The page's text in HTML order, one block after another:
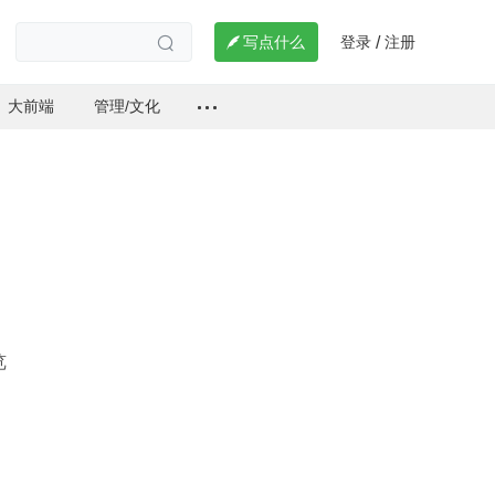
  写点什么 登录 / 注册
大前端 管理/文化